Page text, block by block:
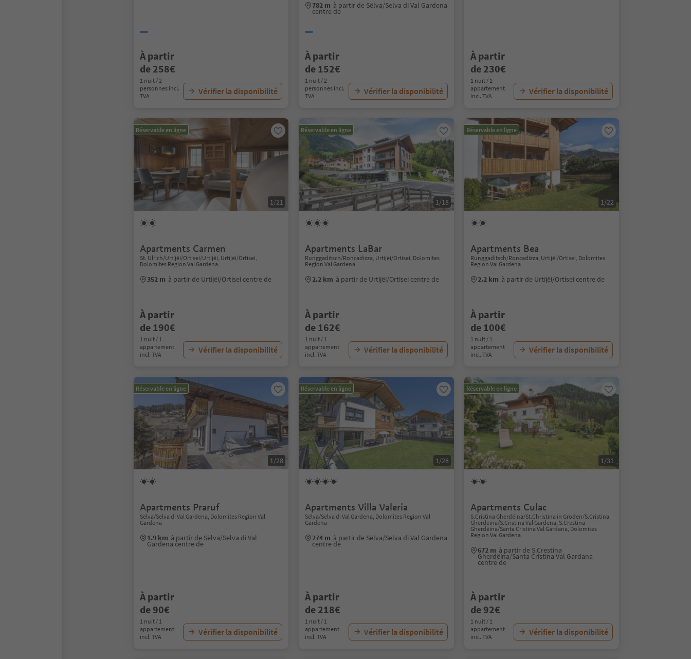
À partir
de 258€
1 nuit / 2
personnes incl.
TVA
Vérifier la disponibilité
782 m à partir de Sëlva/Selva di Val Gardena
centre de
À partir
de 152€
1 nuit / 2
personnes incl.
TVA
Vérifier la disponibilité
À partir
de 230€
1 nuit / 1
appartement
incl. TVA
Vérifier la disponibilité
Réservable en ligne
1/21
Apartments Carmen
St. Ulrich/Urtijëi/Ortisei/Urtijëi, Urtijëi/Ortisei,
Dolomites Region Val Gardena
352 m à partir de Urtijëi/Ortisei centre de
À partir
de 190€
1 nuit / 1
appartement
incl. TVA
Vérifier la disponibilité
Réservable en ligne
1/18
Apartments LaBar
Runggaditsch/Roncadizza, Urtijëi/Ortisei, Dolomites
Region Val Gardena
2.2 km à partir de Urtijëi/Ortisei centre de
À partir
de 162€
1 nuit / 1
appartement
incl. TVA
Vérifier la disponibilité
Réservable en ligne
1/22
Apartments Bea
Runggaditsch/Roncadizza, Urtijëi/Ortisei, Dolomites
Region Val Gardena
2.2 km à partir de Urtijëi/Ortisei centre de
À partir
de 100€
1 nuit / 1
appartement
incl. TVA
Vérifier la disponibilité
Réservable en ligne
1/28
Apartments Praruf
Sëlva/Selva di Val Gardena, Dolomites Region Val
Gardena
1.9 km à partir de Sëlva/Selva di Val
Gardena centre de
À partir
de 90€
1 nuit / 1
appartement
incl. TVA
Vérifier la disponibilité
Réservable en ligne
1/28
Apartments Villa Valeria
Sëlva/Selva di Val Gardena, Dolomites Region Val
Gardena
274 m à partir de Sëlva/Selva di Val Gardena
centre de
À partir
de 218€
1 nuit / 1
appartement
incl. TVA
Vérifier la disponibilité
Réservable en ligne
1/31
Apartments Culac
S.Cristina Gherdëina/St.Christina in Gröden/S.Cristina
Gherdëina/S.Cristina Val Gardena, S.Crestina
Gherdëina/Santa Cristina Val Gardana, Dolomites
Region Val Gardena
672 m à partir de S.Crestina
Gherdëina/Santa Cristina Val Gardana
centre de
À partir
de 92€
1 nuit / 1
appartement
incl. TVA
Vérifier la disponibilité